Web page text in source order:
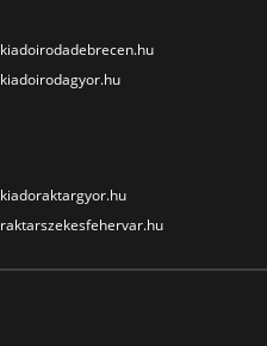
kiadoirodadebrecen.hu
kiadoirodagyor.hu
kiadoraktargyor.hu
raktarszekesfehervar.hu